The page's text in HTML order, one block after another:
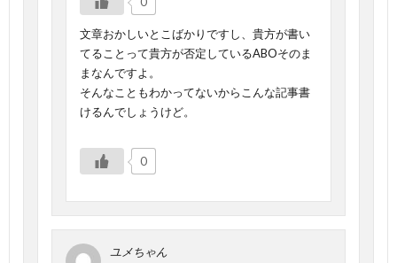
文章おかしいとこばかりですし、貴方が書い
てることって貴方が否定しているABOそのま
まなんですよ。
そんなこともわかってないからこんな記事書
けるんでしょうけど。
0
ユメちゃん